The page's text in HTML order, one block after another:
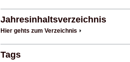
Jahresinhaltsverzeichnis
Hier gehts zum Verzeichnis
Tags